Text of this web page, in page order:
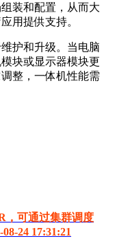
装和配置，从而大
用提供支持。
护和升级。当电脑
块或显示器模块更
整，一体机性能需
，可通过集群调度
24 17:31:21